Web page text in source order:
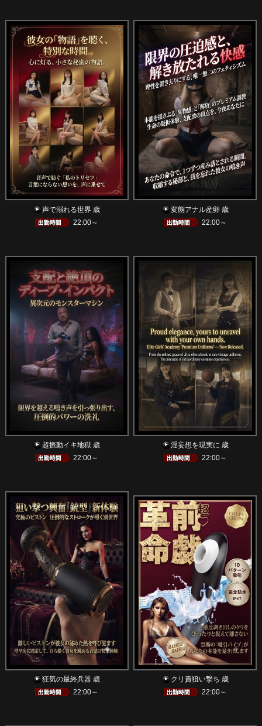
声で溺れる世界 歳
22:00～
変態アナル産卵 歳
22:00～
超振動イキ地獄 歳
22:00～
淫妄想を現実に 歳
22:00～
狂気の最終兵器 歳
22:00～
クリ責狙い撃ち 歳
22:00～